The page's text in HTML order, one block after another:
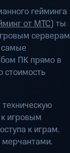
гейминга
от МТС) ты
серверам
самые
ПК прямо в
стоимость
игровым
к играм.